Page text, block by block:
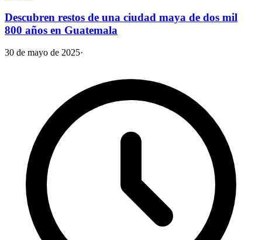
Descubren restos de una ciudad maya de dos mil
800 años en Guatemala
30 de mayo de 2025·